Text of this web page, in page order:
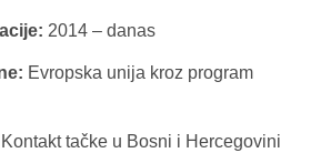
2014 – danas
Evropska unija kroz program
tačke u Bosni i Hercegovini